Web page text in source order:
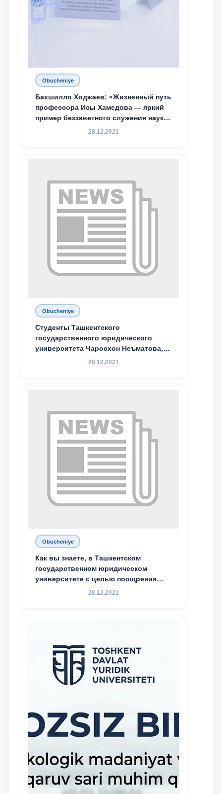
Obucheniye
Бахшилло Ходжаев: «Жизненный путь
профессора Исы Хамедова — яркий
пример беззаветного служения науке,
Родине и воспитанию молодого
28.12.2021
Obucheniye
Студенты Ташкентского
государственного юридического
университета Чаросхон Неъматова,
Севдо Хакимходжаева, Анбарой
специальной стипендии имени
Хадичи Сулеймановой.
28.12.2021
Obucheniye
Как вы знаете, в Ташкентском
государственном юридическом
университете с целью поощрения
талантливых, активных и
28.12.2021